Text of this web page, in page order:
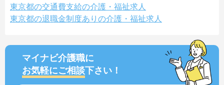
東京都の交通費支給の介護・福祉求人
東京都の退職金制度ありの介護・福祉求人
マイナビ介護職に
お気軽にご相談下さい！